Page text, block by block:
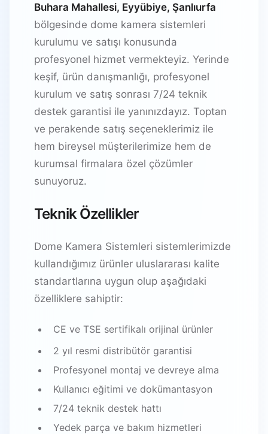
Buhara Mahallesi, Eyyübiye, Şanlıurfa
bölgesinde dome kamera sistemleri
kurulumu ve satışı konusunda
profesyonel hizmet vermekteyiz. Yerinde
keşif, ürün danışmanlığı, profesyonel
kurulum ve satış sonrası 7/24 teknik
destek garantisi ile yanınızdayız. Toptan
ve perakende satış seçeneklerimiz ile
hem bireysel müşterilerimize hem de
kurumsal firmalara özel çözümler
sunuyoruz.
Teknik Özellikler
Dome Kamera Sistemleri sistemlerimizde
kullandığımız ürünler uluslararası kalite
standartlarına uygun olup aşağıdaki
özelliklere sahiptir:
CE ve TSE sertifikalı orijinal ürünler
2 yıl resmi distribütör garantisi
Profesyonel montaj ve devreye alma
Kullanıcı eğitimi ve dokümantasyon
7/24 teknik destek hattı
Yedek parça ve bakım hizmetleri